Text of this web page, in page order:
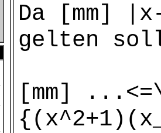
Da [mm]
gelten
[mm]